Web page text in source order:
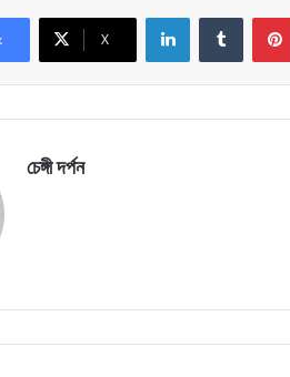
X
LinkedInTumblr
চেঙ্গী দর্পন